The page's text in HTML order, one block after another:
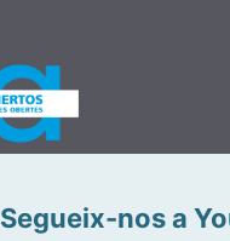
Segueix-nos a